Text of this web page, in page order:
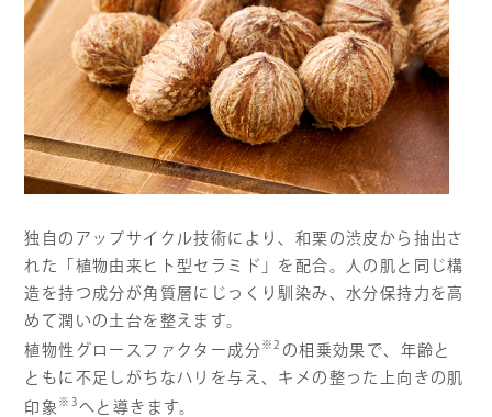
独自のアップサイクル技術により、和栗の渋皮から抽出さ
れた「植物由来ヒト型セラミド」を配合。人の肌と同じ構
造を持つ成分が角質層にじっくり馴染み、水分保持力を高
めて潤いの土台を整えます。
植物性グロースファクター成分 ※2 の相乗効果で、年齢と
ともに不足しがちなハリを与え、キメの整った上向きの肌
印象 ※3 へと導きます。